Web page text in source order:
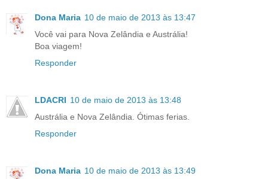
Dona Maria 10 de maio de 2013 às 13:47
Você vai para Nova Zelândia e Austrália!
Boa viagem!
Responder
LDACRI 10 de maio de 2013 às 13:48
Austrália e Nova Zelândia. Ótimas ferias.
Responder
Dona Maria 10 de maio de 2013 às 13:49